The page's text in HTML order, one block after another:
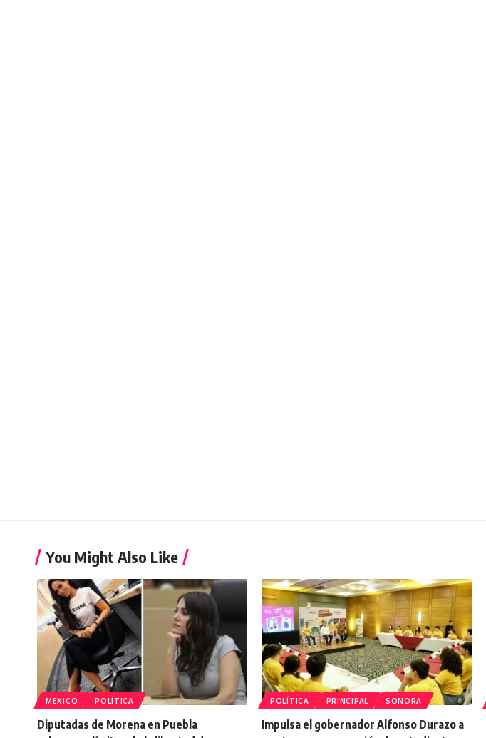
You Might Also Like
MEXICO POLÍTICA
Diputadas de Morena en Puebla
POLÍTICA PRINCIPAL SONORA
Impulsa el gobernador Alfonso Durazo a